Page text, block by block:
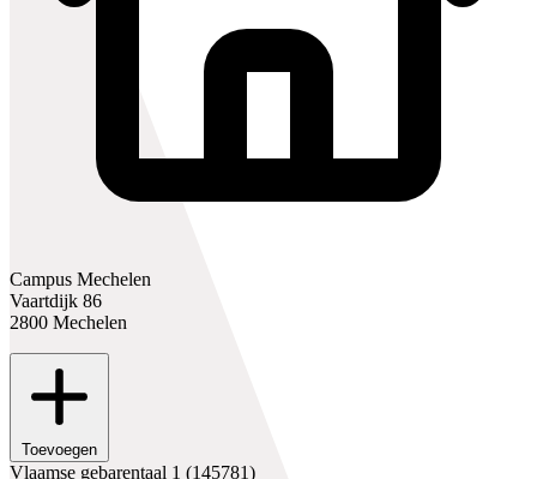
Campus Mechelen
Vaartdijk 86
2800 Mechelen
Toevoegen
Vlaamse gebarentaal 1 (145781)